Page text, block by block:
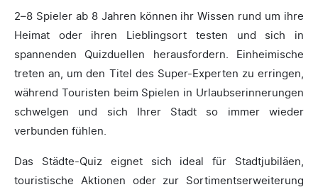
2–8 Spieler ab 8 Jahren können ihr Wissen rund um ihre
Heimat oder ihren Lieblingsort testen und sich in
spannenden Quizduellen herausfordern. Einheimische
treten an, um den Titel des Super-Experten zu erringen,
während Touristen beim Spielen in Urlaubserinnerungen
schwelgen und sich Ihrer Stadt so immer wieder
verbunden fühlen.
Das Städte-Quiz eignet sich ideal für Stadtjubiläen,
touristische Aktionen oder zur Sortimentserweiterung